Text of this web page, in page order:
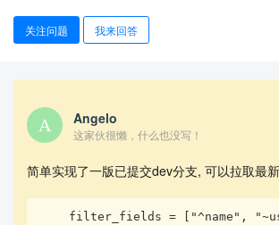
"dept__owner": ["exact"],
"user_type": ["exact"],
}
关注问题 我来回答
Angelo
这家伙很懒，什么也没写！
简单实现了一版已提交dev分支, 可以拉取最